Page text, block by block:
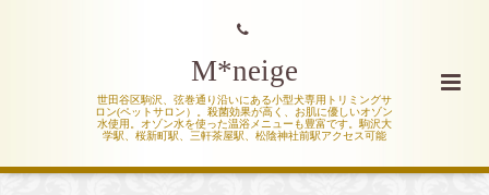
M*neige
世田谷区駒沢、弦巻通り沿いにある小型犬専用トリミングサ
ロン(ペットサロン）。殺菌効果が高く、お肌に優しいオゾン
水使用。オゾン水を使った温浴メニューも豊富です。駒沢大
学駅、桜新町駅、三軒茶屋駅、松陰神社前駅アクセス可能